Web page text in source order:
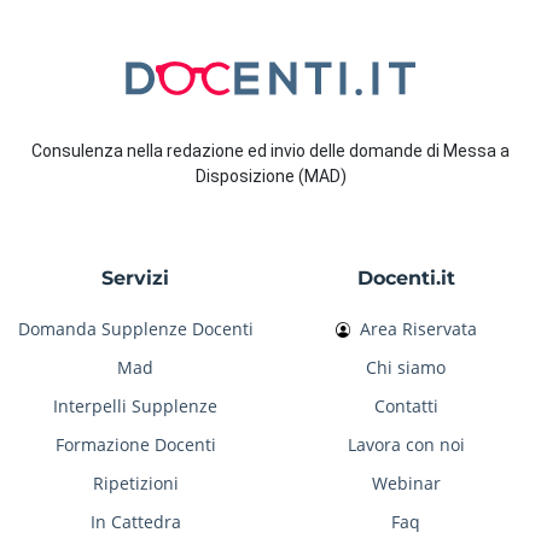
Consulenza nella redazione ed invio delle domande di Messa a
Disposizione (MAD)
Servizi
Domanda Supplenze Docenti
Mad
Interpelli Supplenze
Formazione Docenti
Ripetizioni
In Cattedra
Docenti.it
Area Riservata
Chi siamo
Contatti
Lavora con noi
Webinar
Faq